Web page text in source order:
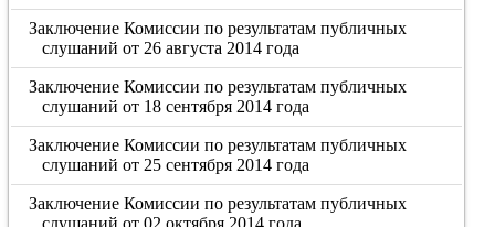
Заключение Комиссии по результатам публичных
слушаний от 26 августа 2014 года
Заключение Комиссии по результатам публичных
слушаний от 18 сентября 2014 года
Заключение Комиссии по результатам публичных
слушаний от 25 сентября 2014 года
Заключение Комиссии по результатам публичных
слушаний от 02 октября 2014 года